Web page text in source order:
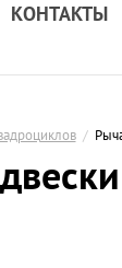
КОНТАКТЫ
/